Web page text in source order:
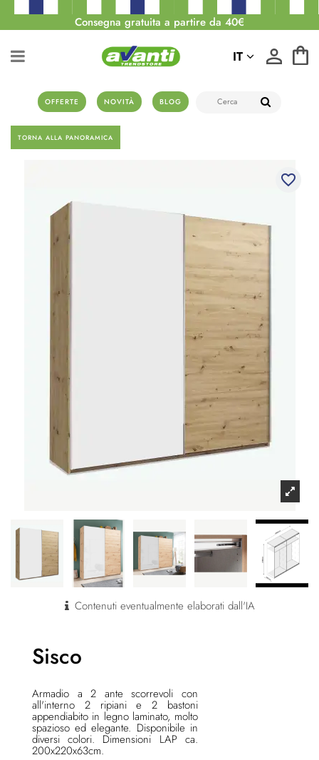
Consegna gratuita a partire da 40€
OFFERTE NOVITÀ BLOG
IT
TORNA ALLA PANORAMICA
favorite_border
Contenuti eventualmente elaborati dall'IA
Sisco
Armadio a 2 ante scorrevoli con
all'interno 2 ripiani e 2 bastoni
appendiabito in legno laminato, molto
spazioso ed elegante. Disponibile in
diversi colori. Dimensioni LAP ca.
200x220x63cm.